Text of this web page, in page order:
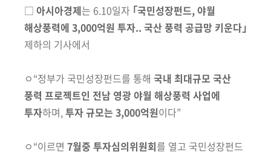
□ 아시아경제는 6.10일자 ｢국민성장펀드, 야월
해상풍력에 3,000억원 투자.. 국산 풍력 공급망 키운다｣
제하의 기사에서
ㅇ“정부가 국민성장펀드를 통해 국내 최대규모 국산
풍력 프로젝트인 전남 영광 야월 해상풍력 사업에
투자하며,투자 규모는 3,000억원이다”
ㅇ“이르면 7월중 투자심의위원회를 열고 국민성장펀드